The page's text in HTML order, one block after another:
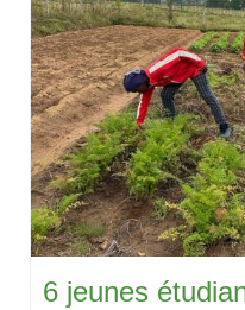
6 jeunes